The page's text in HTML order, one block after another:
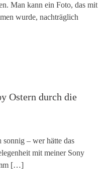
Man kann ein Foto, das mit
wurde, nachträglich
Ostern durch die
– wer hätte das
mit meiner Sony
[…]